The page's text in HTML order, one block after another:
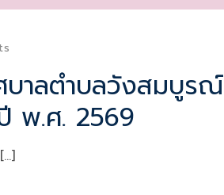
บาลตำบลวังสมบูรณ์
พ.ศ. 2569